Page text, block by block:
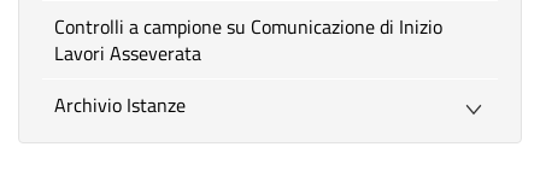
Controlli a campione su Comunicazione di Inizio
Lavori Asseverata
Archivio Istanze